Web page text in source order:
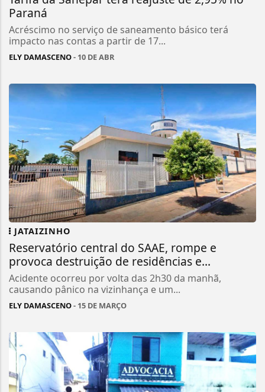
Paraná
Acréscimo no serviço de saneamento básico terá
impacto nas contas a partir de 17...
ELY DAMASCENO- 10 DE ABR
JATAIZINHO
Reservatório central do SAAE, rompe e
provoca destruição de residências e...
Acidente ocorreu por volta das 2h30 da manhã,
causando pânico na vizinhança e um...
ELY DAMASCENO- 15 DE MARÇO